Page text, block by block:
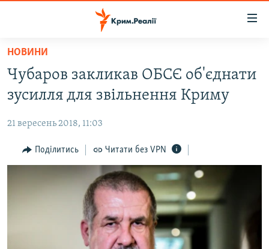
Перейти
основного
матеріалу
Перейти
до
навігації
Перейти
НОВИНИ
ВОДА.КРИМ
ВІДЕО ТА ФОТО
ПОЛІТИКА
БЛОГИ
НОВИНИ
Чубаров закликав ОБСЄ об'єднати
зусилля для звільнення Криму
21 вересень 2018, 11:03
Поділитись Читати без VPN